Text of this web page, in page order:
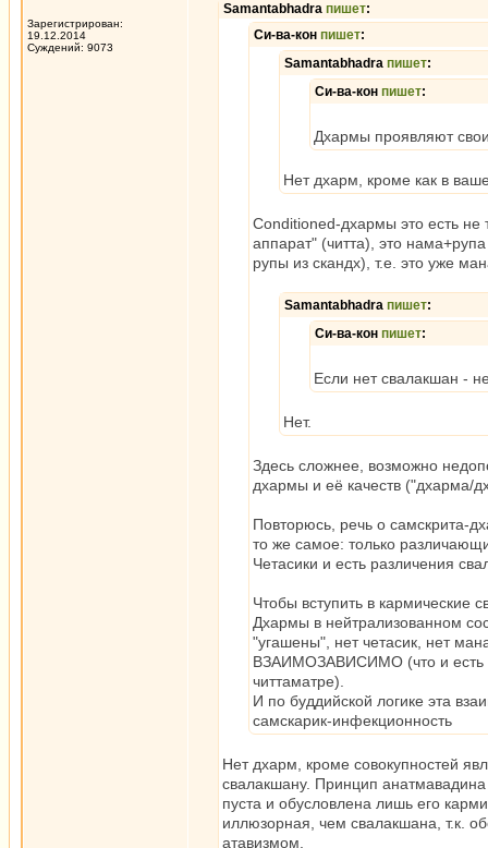
Зарегистрирован:
19.12.2014
Суждений: 9073
Samantabhadra пишет:
Си-ва-кон пишет:
Samantabhadra пишет:
Си-ва-кон пишет:
Дхармы проявляют
Нет дхарм, кроме как в
Conditioned-дхармы это есть
аппарат" (читта), это
рупы из скандх), т.е. это уже
Samantabhadra пишет:
Си-ва-кон пишет:
Если нет свалакшан -
Нет.
Здесь сложнее, возможно
дхармы и её качеств ("дхарма/
Повторюсь, речь о самскрита-
то же самое: только
Четасики и есть различения
Чтобы вступить в кармические
Дхармы в нейтрализованном
"угашены", нет четасик, нет
ВЗАИМОЗАВИСИМО (что и есть
читтаматре).
И по буддийской логике эта
самскарик-инфекционность
Нет дхарм, кроме совокупностей
свалакшану. Принцип
пуста и обусловлена лишь его
иллюзорная, чем свалакшана, т.к.
атавизмом.